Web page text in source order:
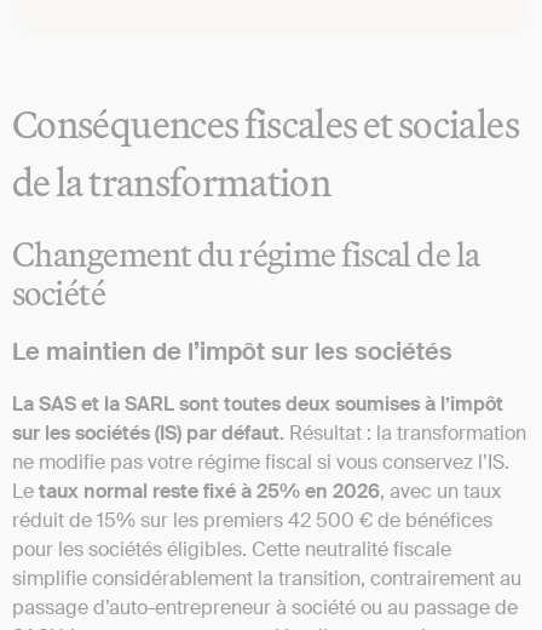
Conséquences fiscales et sociales
de la transformation
Changement du régime fiscal de la
société
Le maintien de l’impôt sur les sociétés
La SAS et la SARL sont toutes deux soumises à l’impôt
sur les sociétés (IS) par défaut. Résultat : la transformation
ne modifie pas votre régime fiscal si vous conservez l’IS.
Letaux normal reste fixé à 25% en 2026, avec un taux
réduit de 15% sur les premiers 42 500 € de bénéfices
pour les sociétés éligibles. Cette neutralité fiscale
simplifie considérablement la transition, contrairement au
passage d’auto-entrepreneur à société ou au passage de